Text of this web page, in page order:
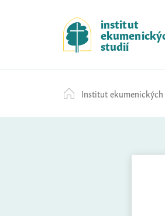
k
i
p
t
c
o
institut
studií
Institut